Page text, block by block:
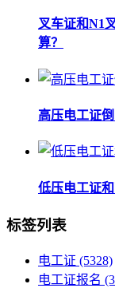
叉车证和N1
算？
高压电工证
低压电工证
标签列表
电工证 (5328)
电工证报名